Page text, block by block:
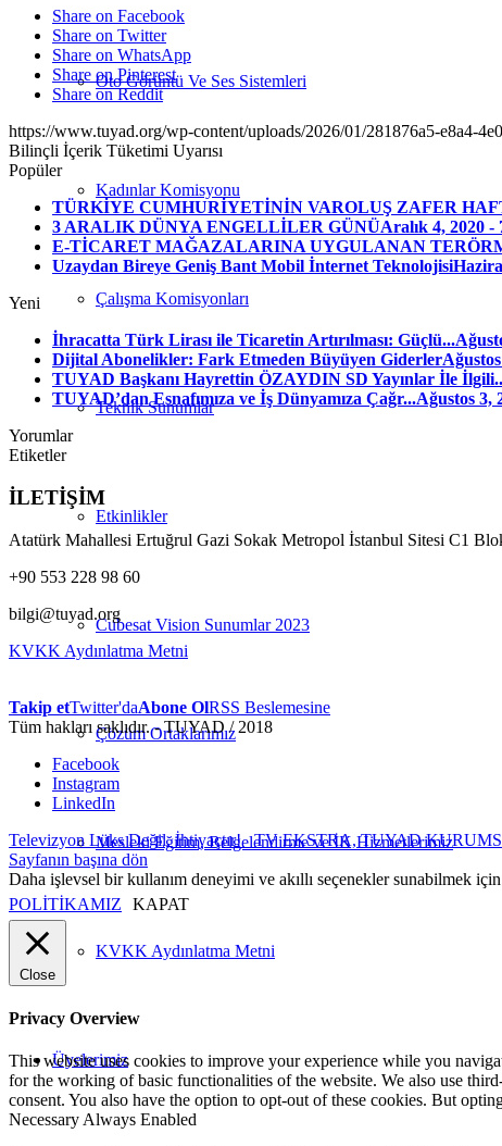
Oto Görüntü Ve Ses Sistemleri
Kadınlar Komisyonu
Çalışma Komisyonları
Teknik Sunumlar
Etkinlikler
Cubesat Vision Sunumlar 2023
Çözüm Ortaklarımız
Mesleki Eğitim, Belgelendirme ve İK Hizmetlerimiz
KVKK Aydınlatma Metni
Üyelerimiz
Share on Facebook
Share on Twitter
Share on WhatsApp
Share on Pinterest
Share on Reddit
https://www.tuyad.org/wp-content/uploads/2026/01/281876a5-e8a4-
Bilinçli İçerik Tüketimi Uyarısı
Popüler
TÜRKİYE CUMHURİYETİNİN VAROLUŞ ZAFER
3 ARALIK DÜNYA ENGELLİLER GÜNÜAralık 4, 2020 -
E-TİCARET MAĞAZALARINA UYGULANAN TERÖR
Uzaydan Bireye Geniş Bant Mobil İnternet Teknolojisi
Yeni
İhracatta Türk Lirası ile Ticaretin Artırılması: Güçlü...
Dijital Abonelikler: Fark Etmeden Büyüyen Giderler
TUYAD Başkanı Hayrettin ÖZAYDIN SD Yayınlar İle
TUYAD’dan Esnafımıza ve İş Dünyamıza Çağr...Ağustos 3,
Yorumlar
Etiketler
İLETİŞİM
Atatürk Mahallesi Ertuğrul Gazi Sokak Metropol İstanbul Sitesi C1
+90 553 228 98 60
bilgi@tuyad.org
KVKK Aydınlatma Metni
Takip etTwitter'daAbone OlRSS Beslemesine
Tüm hakları saklıdır. - TUYAD / 2018
Facebook
Instagram
LinkedIn
Televizyon Lüks Değil, İhtiyaçtır!
TV EKSTRA, TUYAD
Sayfanın başına dön
Daha işlevsel bir kullanım deneyimi ve akıllı seçenekler sunabilmek
POLİTİKAMIZ
KAPAT
Close
Privacy Overview
This website uses cookies to improve your experience while you
for the working of basic functionalities of the website. We also use
consent. You also have the option to opt-out of these cookies. But
Necessary Always Enabled